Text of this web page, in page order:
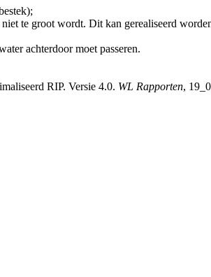
te groot wordt. Dit kan gerealiseerd
achterdoor moet passeren.
RIP. Versie 4.0. WL Rapporten,